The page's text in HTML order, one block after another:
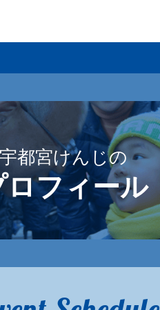
宇都宮けんじの
ロフィール